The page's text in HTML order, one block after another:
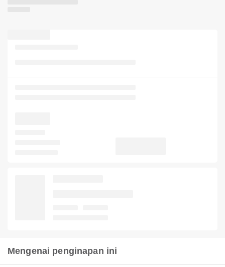
Mengenai penginapan ini